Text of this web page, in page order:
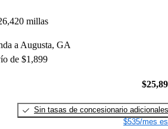
millas
a Augusta, GA
de $1,899
Sin tasas de concesionario adicionales
$535/mes